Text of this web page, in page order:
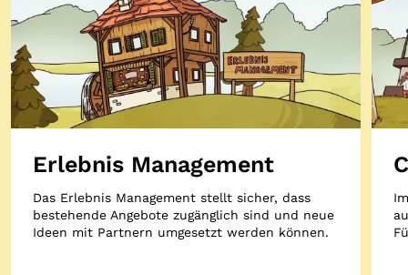
Erlebnis Management
Das Erlebnis Management stellt sicher, dass
bestehende Angebote zugänglich sind und neue
Ideen mit Partnern umgesetzt werden können.